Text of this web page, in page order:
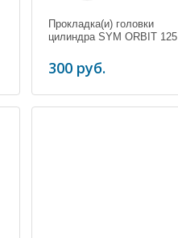
Прокладка(и) головки
цилиндра SYM ORBIT 125
300 руб.